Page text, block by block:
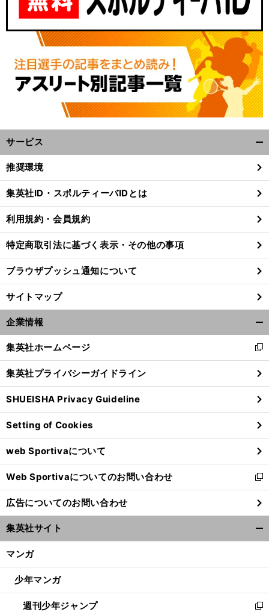
サービス
閉
る
推奨環境
集英社ID・スポルティーバIDとは
利用規約・会員規約
特定商取引法に基づく表示・その他の事項
ブラウザプッシュ通知について
サイトマップ
企業情報
閉
る
集英社ホームページ
新
し
い
ウ
ィ
ン
ド
ウ
で
開
く
集英社プライバシーガイドライン
SHUEISHA Privacy Guideline
Setting of Cookies
web Sportivaについて
Web Sportivaについてのお問い合わせ
新
し
い
ウ
ィ
ン
ウ
開
く
広告についてのお問い合わせ
集英社サイト
マンガ
少年マンガ
週刊少年ジャンプ
新